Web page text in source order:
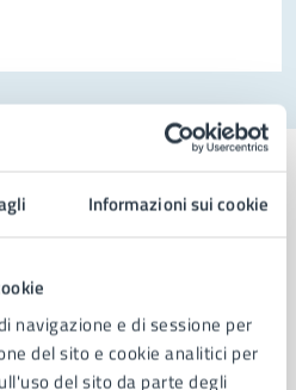
Informazioni sui cookie
navigazione e di sessione per
del sito e cookie analitici per
del sito da parte degli